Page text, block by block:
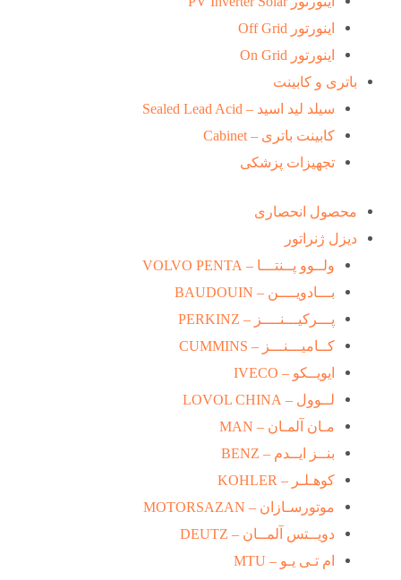
اینورتور Off Grid
اینورتور On Grid
باتری و کابینت
سیلد لید اسید – Sealed Lead Acid
کابینت باتری – Cabinet
تجهیزات پزشکی
محصول انحصاری
دیزل ژنراتور
ولــوو پــنتـــا – VOLVO PENTA
بـــادویــــن – BAUDOUIN
پـــرکیـــنــــز – PERKINZ
کــامیـــنـــز – CUMMINS
ایویــکو – IVECO
لــوول – LOVOL CHINA
مـان آلمـان – MAN
بنــز ایــدم – BENZ
کوهـلـر – KOHLER
موتورسـازان – MOTORSAZAN
دویــتس آلمــان – DEUTZ
ام تـی یـو – MTU